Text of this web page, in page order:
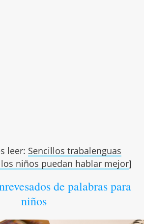
leer: Sencillos trabalenguas
niños puedan hablar mejor]
de palabras para
niños